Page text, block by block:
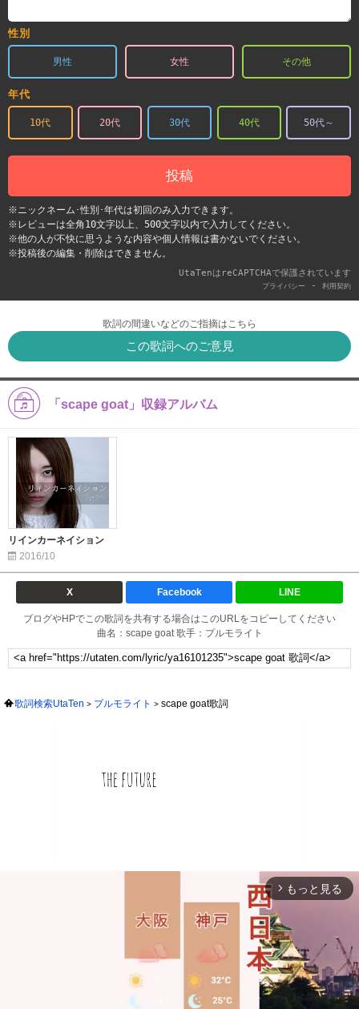
性別
男性 女性 その他
年代
10代 20代 30代 40代 50代～
投稿
※ニックネーム･性別･年代は初回のみ入力できます。
※レビューは全角10文字以上、500文字以内で入力してください。
※他の人が不快に思うような内容や個人情報は書かないでください。
※投稿後の編集・削除はできません。
UtaTenはreCAPTCHAで保護されています
プライバシー - 利用契約
歌詞の間違いなどのご指摘はこちら
この歌詞へのご意見
「scape goat」収録アルバム
リインカーネイション
2016/10
X Facebook LINE
ブログやHPでこの歌詞を共有する場合はこのURLをコピーしてください
曲名：scape goat 歌手：プルモライト
歌詞検索UtaTen プルモライト scape goat歌詞
arrow_forward_ios もっと見る